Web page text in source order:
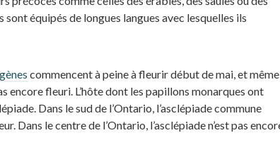
équipés de longues langues avec lesquelles ils
commencent à peine à fleurir début de mai, et même
encore fleuri. L’hôte dont les papillons monarques ont
Dans le sud de l’Ontario, l’asclépiade commune
Dans le centre de l’Ontario, l’asclépiade n’est pas